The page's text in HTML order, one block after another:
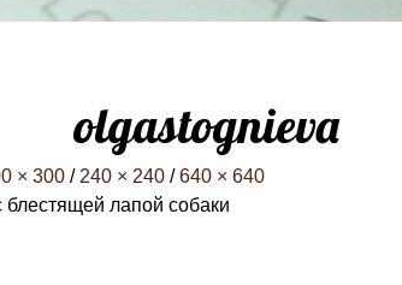
olgastognieva
× 300 / 240 × 240 / 640 × 640
лапой собаки